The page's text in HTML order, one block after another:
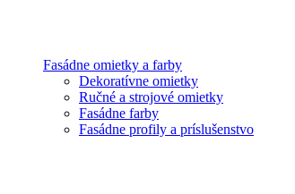
Fasádne omietky a farby
Dekoratívne omietky
Ručné a strojové omietky
Fasádne farby
Fasádne profily a príslušenstvo